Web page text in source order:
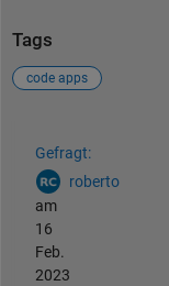
Tags
code apps
Gefragt:
roberto
am
16
Feb.
2023